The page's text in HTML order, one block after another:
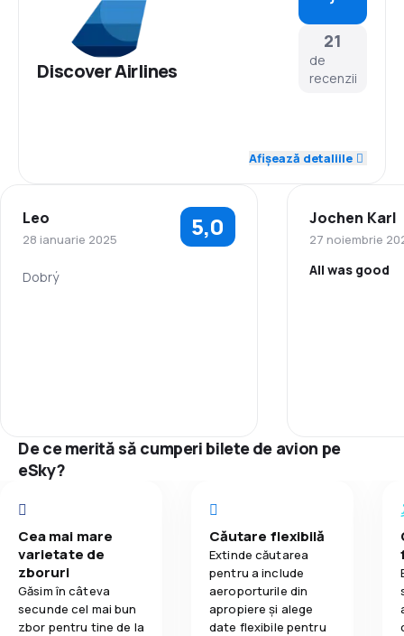
Discover Airlines
21
de
recenzii
4,0
Prețul biletelor 3,9
Afișează detaliile
Leo
28 ianuarie 2025 5,0
Dobrý
Jochen Karl
27 noiembrie
All was good
De ce merită să cumperi bilete de avion pe
eSky?
Cea mai mare
varietate de
zboruri
Găsim în câteva
secunde cel mai bun
zbor pentru tine de la
Căutare flexibilă
Extinde căutarea
pentru a include
aeroporturile din
apropiere și alege
date flexibile pentru